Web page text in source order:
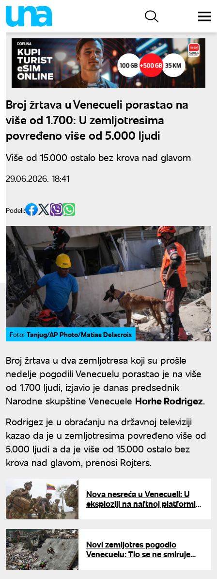
Broj žrtava u Venecueli porastao na
više od 1.700: U zemljotresima
povređeno više od 5.000 ljudi
Više od 15.000 ostalo bez krova nad glavom
29.06.2026. 18:41
Podeli:
Foto: Tanjug/AP Photo/Matias Delacroix
Broj žrtava u dva zemljotresa koji su prošle
nedelje pogodili Venecuelu porastao je na više
od 1.700 ljudi, izjavio je danas predsednik
Narodne skupštine Venecuele Horhe Rodrigez.
Rodrigez je u obraćanju na državnoj televiziji
kazao da je u zemljotresima povređeno više od
5.000 ljudi a da je više od 15.000 ostalo bez
krova nad glavom, prenosi Rojters.
Nova nesreća u Venecueli: U
eksploziji na naftnoj platformi
Novi zemljotres pogodio
Venecuelu: Tlo se ne smiruje